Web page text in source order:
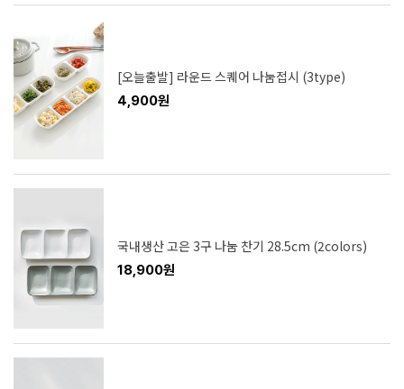
[오늘출발] 라운드 스퀘어 나눔접시 (3type)
4,900원
국내생산 고은 3구 나눔 찬기 28.5cm (2colors)
18,900원